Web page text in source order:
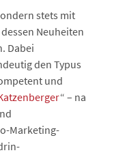
stets mit
Neuheiten
Dabei
den Typus
und
“ – na
Marketing-